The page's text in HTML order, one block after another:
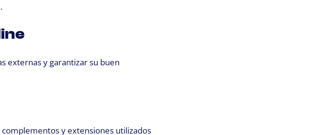
externas y garantizar su buen
y extensiones utilizados